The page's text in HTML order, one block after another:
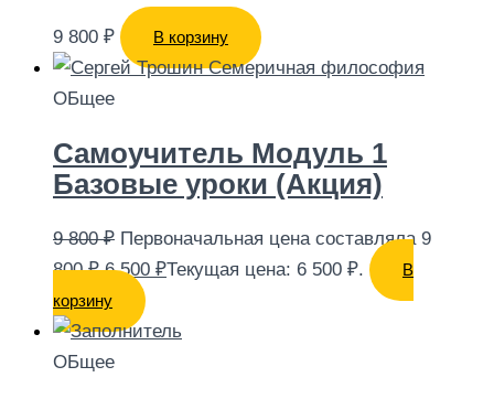
9 800 ₽ В корзину
ОБщее
Самоучитель Модуль 1
Базовые уроки (Акция)
9 800₽ Первоначальная цена составляла 9
800 ₽.6 500 ₽Текущая цена: 6 500 ₽.
В
корзину
ОБщее